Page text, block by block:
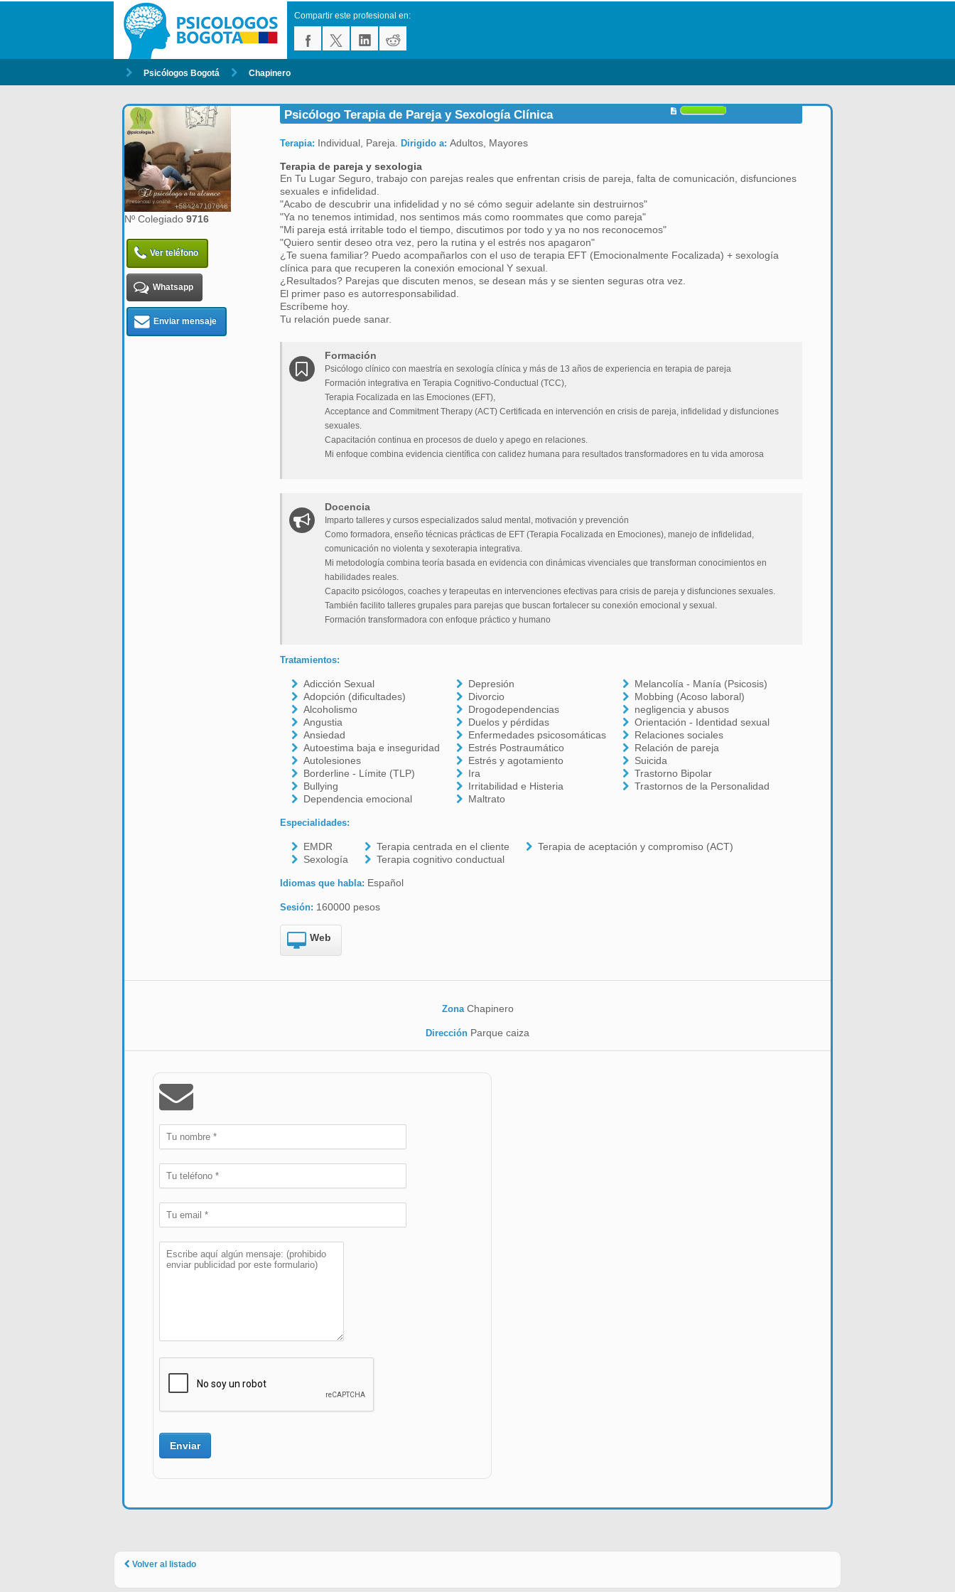
Compartir este profesional en:
Psicólogos Bogotá Chapinero
Nº Colegiado 9716
Ver teléfono
Whatsapp
Enviar mensaje
Psicólogo Terapia de Pareja y Sexología Clínica
Terapia: Individual, Pareja. Dirigido a: Adultos, Mayores
Terapia de pareja y sexologia
En Tu Lugar Seguro, trabajo con parejas reales que enfrentan crisis de pareja, falta de comunicación, disfunciones
sexuales e infidelidad.
"Acabo de descubrir una infidelidad y no sé cómo seguir adelante sin destruirnos"
"Ya no tenemos intimidad, nos sentimos más como roommates que como pareja"
"Mi pareja está irritable todo el tiempo, discutimos por todo y ya no nos reconocemos"
"Quiero sentir deseo otra vez, pero la rutina y el estrés nos apagaron"
¿Te suena familiar? Puedo acompañarlos con el uso de terapia EFT (Emocionalmente Focalizada) + sexología
clínica para que recuperen la conexión emocional Y sexual.
¿Resultados? Parejas que discuten menos, se desean más y se sienten seguras otra vez.
El primer paso es autorresponsabilidad.
Escríbeme hoy.
Tu relación puede sanar.
Formación
Psicólogo clínico con maestría en sexología clínica y más de 13 años de experiencia en terapia de pareja
Formación integrativa en Terapia Cognitivo-Conductual (TCC),
Terapia Focalizada en las Emociones (EFT),
Acceptance and Commitment Therapy (ACT) Certificada en intervención en crisis de pareja, infidelidad y disfunciones
sexuales.
Capacitación continua en procesos de duelo y apego en relaciones.
Mi enfoque combina evidencia científica con calidez humana para resultados transformadores en tu vida amorosa
Docencia
Imparto talleres y cursos especializados salud mental, motivación y prevención
Como formadora, enseño técnicas prácticas de EFT (Terapia Focalizada en Emociones), manejo de infidelidad,
comunicación no violenta y sexoterapia integrativa.
Mi metodología combina teoría basada en evidencia con dinámicas vivenciales que transforman conocimientos en
habilidades reales.
Capacito psicólogos, coaches y terapeutas en intervenciones efectivas para crisis de pareja y disfunciones sexuales.
También facilito talleres grupales para parejas que buscan fortalecer su conexión emocional y sexual.
Formación transformadora con enfoque práctico y humano
Tratamientos:
Adicción Sexual
Adopción (dificultades)
Alcoholismo
Angustia
Ansiedad
Autoestima baja e inseguridad
Autolesiones
Borderline - Límite (TLP)
Bullying
Dependencia emocional
Depresión
Divorcio
Drogodependencias
Duelos y pérdidas
Enfermedades psicosomáticas
Estrés Postraumático
Estrés y agotamiento
Ira
Irritabilidad e Histeria
Maltrato
Melancolía - Manía (Psicosis)
Mobbing (Acoso laboral)
negligencia y abusos
Orientación - Identidad sexual
Relaciones sociales
Relación de pareja
Suicida
Trastorno Bipolar
Trastornos de la Personalidad
Especialidades:
EMDR
Sexología
Terapia centrada en el cliente
Terapia cognitivo conductual
Terapia de aceptación y compromiso (ACT)
Idiomas que habla: Español
Sesión: 160000 pesos
Web
Zona Chapinero
Dirección Parque caiza
Volver al listado